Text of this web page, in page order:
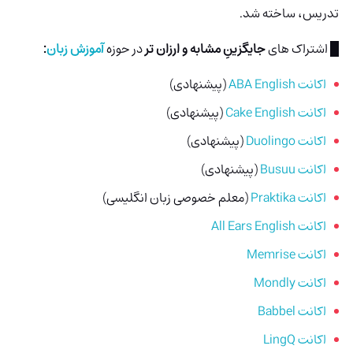
تدریس، ساخته شد.
█ اشتراک هایجایگزینِ مشابه و ارزان تردر حوزهآموزش زبان:
اکانت ABA English
(پیشنهادی)
اکانت Cake English
(پیشنهادی)
اکانت Duolingo
(پیشنهادی)
اکانت Busuu
(پیشنهادی)
اکانت Praktika
(معلم خصوصی زبان انگلیسی)
اکانت All Ears English
اکانت Memrise
اکانت Mondly
اکانت Babbel
اکانت LingQ